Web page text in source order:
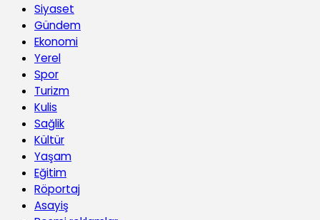
Siyaset
Gündem
Ekonomi
Yerel
Spor
Turizm
Kulis
Sağlik
Kültür
Yaşam
Eğitim
Röportaj
Asayiş